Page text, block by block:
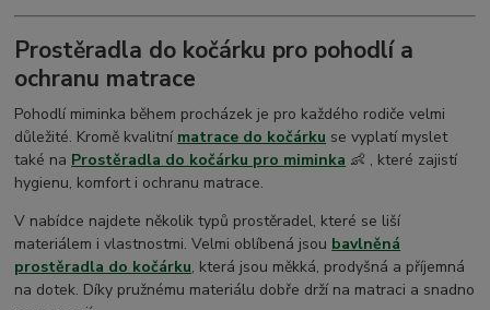
Prostěradla do kočárku pro pohodlí a
ochranu matrace
Pohodlí miminka během procházek je pro každého rodiče velmi
důležité. Kromě kvalitní matrace do kočárku se vyplatí myslet
také na Prostěradla do kočárku pro miminka 👶 , které zajistí
hygienu, komfort i ochranu matrace.
V nabídce najdete několik typů prostěradel, které se liší
materiálem i vlastnostmi. Velmi oblíbená jsou bavlněná
prostěradla do kočárku, která jsou měkká, prodyšná a příjemná
na dotek. Díky pružnému materiálu dobře drží na matraci a snadno